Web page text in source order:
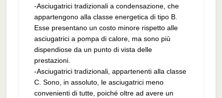
-Asciugatrici tradizionali a condensazione, che
appartengono alla classe energetica di tipo B.
Esse presentano un costo minore rispetto alle
asciugatrici a pompa di calore, ma sono più
dispendiose da un punto di vista delle
prestazioni.
-Asciugatrici tradizionali, appartenenti alla classe
C. Sono, in assoluto, le asciugatrici meno
convenienti di tutte, poiché oltre ad avere un